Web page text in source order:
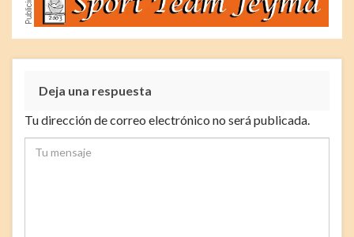
Deja una respuesta
Tu dirección de correo electrónico no será publicada.